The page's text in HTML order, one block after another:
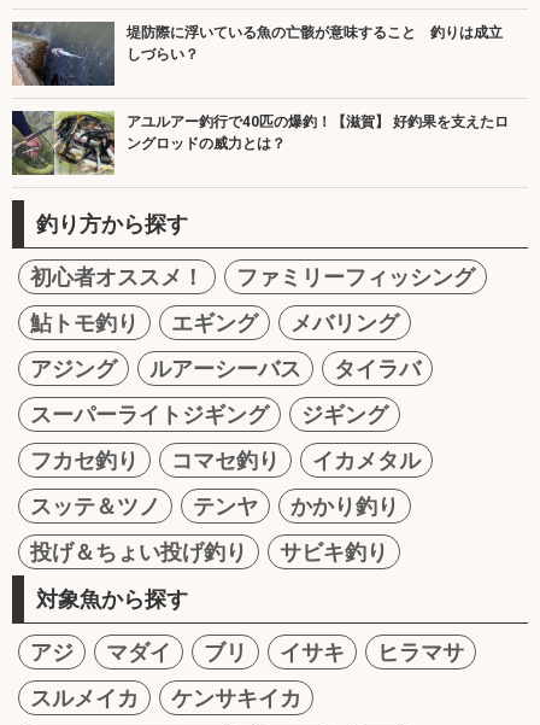
堤防際に浮いている魚の亡骸が意味すること 釣りは成立
しづらい？
アユルアー釣行で40匹の爆釣！【滋賀】 好釣果を支えたロ
ングロッドの威力とは？
釣り方から探す
初心者オススメ！
ファミリーフィッシング
鮎トモ釣り
エギング
メバリング
アジング
ルアーシーバス
タイラバ
スーパーライトジギング
ジギング
フカセ釣り
コマセ釣り
イカメタル
スッテ＆ツノ
テンヤ
かかり釣り
投げ＆ちょい投げ釣り
サビキ釣り
対象魚から探す
アジ マダイ ブリ イサキ
ヒラマサ
スルメイカ
ケンサキイカ